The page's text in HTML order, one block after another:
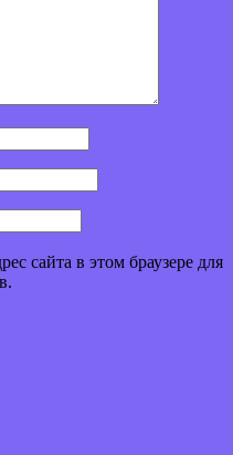
сайта в этом браузере для